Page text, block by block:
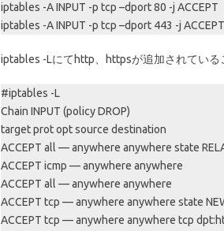
iptables -A INPUT -p tcp –dport 80 -j ACCEPT
iptables -A INPUT -p tcp –dport 443 -j ACCEPT
iptables -Lにてhttp、httpsが追加されている
#iptables -L
Chain INPUT (policy DROP)
target prot opt source destination
ACCEPT all — anywhere anywhere state
ACCEPT icmp — anywhere anywhere
ACCEPT all — anywhere anywhere
ACCEPT tcp — anywhere anywhere state
ACCEPT tcp — anywhere anywhere tcp